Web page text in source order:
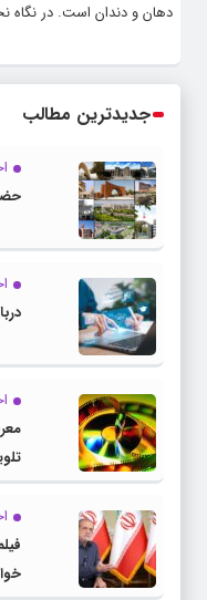
دهان و دندان است. در نگاه
جدیدترین مطالب
حضور ۷۵ دانشگاه